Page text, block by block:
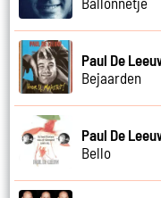
Paul De
Bejaarden
Paul De
Bello